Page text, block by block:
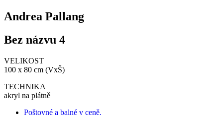
Andrea Pallang
Bez názvu 4
VELIKOST
100 x 80 cm (VxŠ)
TECHNIKA
akryl na plátně
Poštovné a balné v ceně.